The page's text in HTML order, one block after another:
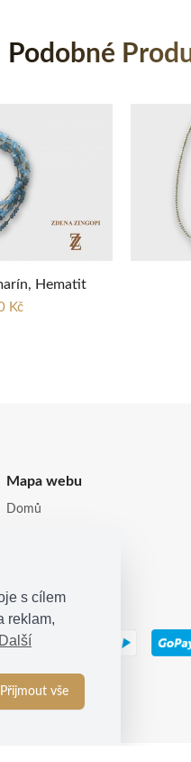
Podobné
Hematit
Kč
Mapa webu
Domů
s cílem
reklam,
Další
Přijmout vše